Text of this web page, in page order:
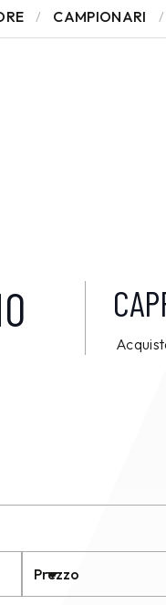
CAMPIONARI
Prezzo